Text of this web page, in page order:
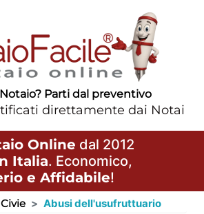
Parti dal preventivo
direttamente dai Notai
Online dal 2012
Italia. Economico,
e Affidabile!
Abusi dell'usufruttuario